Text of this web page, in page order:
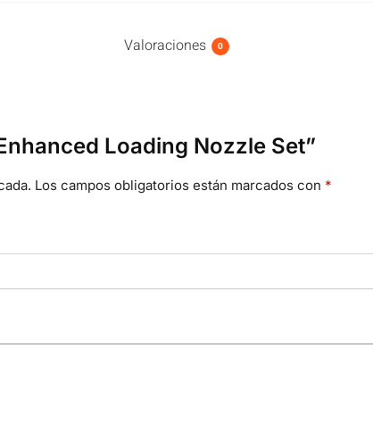
Valoraciones 0
Loading Nozzle Set”
Los campos obligatorios están marcados con *